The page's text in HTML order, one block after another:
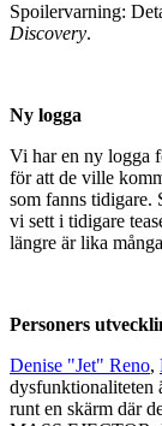
Spoilervarning:
Discovery.
Ny logga
Vi har en ny logga
för att de ville
som fanns tidigare.
vi sett i tidigare
längre är lika
Personers
Denise "Jet" Reno,
dysfunktionaliteten
runt en skärm där